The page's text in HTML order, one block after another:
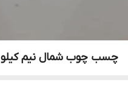
چسب چوب شمال نیم کیلو